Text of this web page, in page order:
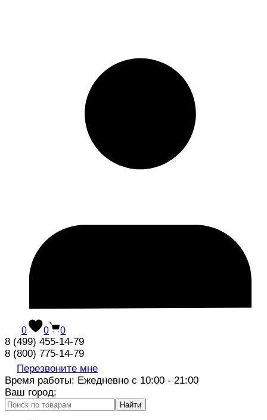
0 0 0
8 (499) 455-14-79
8 (800) 775-14-79
Перезвоните мне
Время работы: Ежедневно с 10:00 - 21:00
Ваш город:
Найти